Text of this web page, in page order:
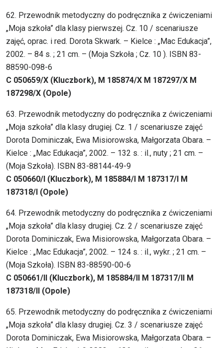
62. Przewodnik metodyczny do podręcznika z ćwiczeniami
„Moja szkoła” dla klasy pierwszej. Cz. 10 / scenariusze
zajęć, oprac. i red. Dorota Skwark. – Kielce : „Mac Edukacja”,
2002. – 84 s. ; 21 cm. – (Moja Szkoła ; Cz. 10 ). ISBN 83-
88590-098-6
C 050659/X (Kluczbork), M 185874/X M 187297/X M
187298/X (Opole)
63. Przewodnik metodyczny do podręcznika z ćwiczeniami
„Moja szkoła” dla klasy drugiej. Cz. 1 / scenariusze zajęć
Dorota Dominiczak, Ewa Misiorowska, Małgorzata Obara. –
Kielce : „Mac Edukacja”, 2002. – 132 s. : il., nuty ; 21 cm. –
(Moja Szkoła). ISBN 83-88144-49-9
C 050660/I (Kluczbork), M 185884/I M 187317/I M
187318/I (Opole)
64. Przewodnik metodyczny do podręcznika z ćwiczeniami
„Moja szkoła” dla klasy drugiej. Cz. 2 / scenariusze zajęć
Dorota Dominiczak, Ewa Misiorowska, Małgorzata Obara. –
Kielce : „Mac Edukacja”, 2002. – 124 s. : il., wykr. ; 21 cm. –
(Moja Szkoła). ISBN 83-88590-00-6
C 050661/II (Kluczbork), M 185884/II M 187317/II M
187318/II (Opole)
65. Przewodnik metodyczny do podręcznika z ćwiczeniami
„Moja szkoła” dla klasy drugiej. Cz. 3 / scenariusze zajęć
Dorota Dominiczak, Ewa Misiorowska, Małgorzata Obara. –